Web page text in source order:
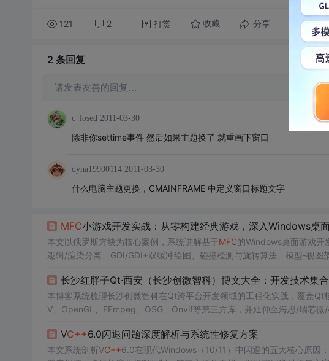
121 2 打赏 收藏 分享 转发
2 条回复
请发表友善的回复…
c_losed 2011-03-30
除非你settime事件 然后如果主题换了 就重画下窗口
dyna19900114 2011-03-30
什么电脑主题更换，CMAINFRAME 中定义窗口标题文字
MFC小游戏开发实战：从零构建经典游戏，深入Windows桌
本文以俄罗斯方块为核心案例，系统讲解基于MFC的Windows桌面游戏开
逻辑/渲染分离、GDI/GDI+双缓冲绘图、碰撞检测与旋转算法、模型-视
本博客系统梳理长沙创微智科在Qt跨平台开发领域的工程化实践，覆盖
V、OpenGL、FFmpeg、OSG、Onvif等第三方库，并延伸至海思/瑞芯
VC++6.0闪退问题深度解析与系统性修复方案
本文系统剖析VC++6.0在现代Windows（10/11）中闪退的五大核心原因